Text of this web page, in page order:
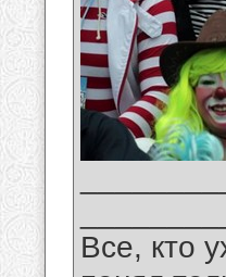
Все, кто